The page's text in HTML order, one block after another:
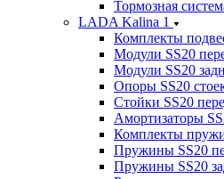
Тормозная
LADA Kalina 1
Комплекты
Модули SS20
Модули SS20
Опоры SS20
Стойки SS20
Амортизаторы
Комплекты
Пружины SS20
Пружины SS20